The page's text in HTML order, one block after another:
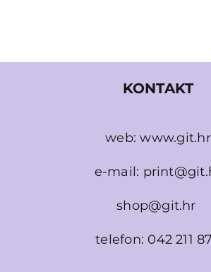
KONTAKT
web:www.git.hr
e-mail:
shop@git.hr
telefon: 042 211